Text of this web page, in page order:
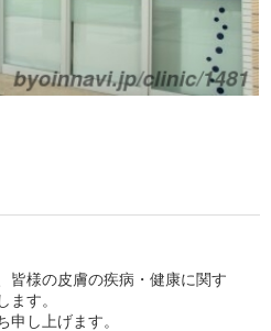
皆様の皮膚の疾病・健康に関す
ます。
申し上げます。